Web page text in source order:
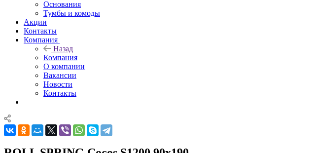
Основания
Тумбы и комоды
Акции
Контакты
Компания
Назад
Компания
О компании
Вакансии
Новости
Контакты